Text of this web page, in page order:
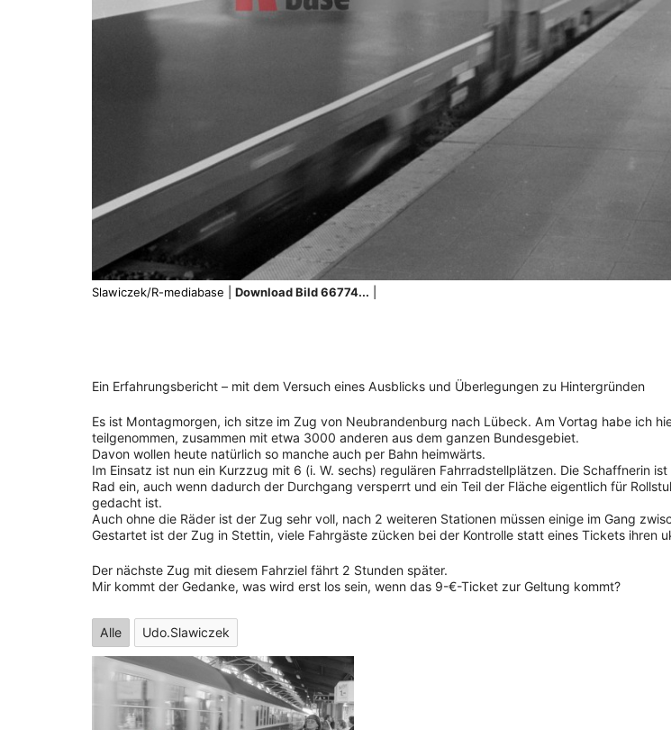
Slawiczek/R-mediabase | Download Bild 66774...
Ein Erfahrungsbericht – mit dem Versuch eines Ausblicks und Überlegungen zu Hintergründen
Es ist Montagmorgen, ich sitze im Zug von Neubrandenburg nach Lübeck. Am Vortag habe ich
teilgenommen, zusammen mit etwa 3000 anderen aus dem ganzen Bundesgebiet.
Davon wollen heute natürlich so manche auch per Bahn heimwärts.
Im Einsatz ist nun ein Kurzzug mit 6 (i. W. sechs) regulären Fahrradstellplätzen. Die Schaffnerin
Rad ein, auch wenn dadurch der Durchgang versperrt und ein Teil der Fläche eigentlich für
gedacht ist.
Auch ohne die Räder ist der Zug sehr voll, nach 2 weiteren Stationen müssen einige im Gang
Gestartet ist der Zug in Stettin, viele Fahrgäste zücken bei der Kontrolle statt eines Tickets ihren
Der nächste Zug mit diesem Fahrziel fährt 2 Stunden später.
Mir kommt der Gedanke, was wird erst los sein, wenn das 9-€-Ticket zur Geltung kommt?
Alle Udo.Slawiczek